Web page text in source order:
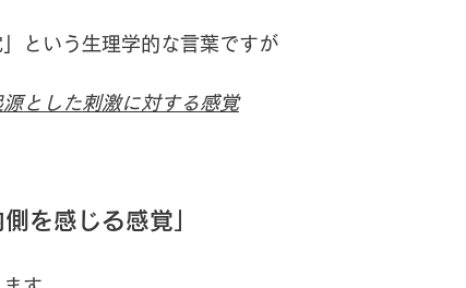
」という生理学的な言葉ですが
とした刺激に対する感覚
側を感じる感覚」